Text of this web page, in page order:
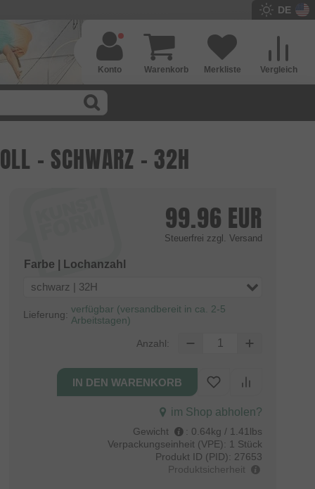
DE
Vergleich
Merkliste
Warenkorb
Konto
- SCHWARZ - 32H
99.96 EUR
Steuerfrei zzgl. Versand
Farbe | Lochanzahl
schwarz | 32H
Lieferung: verfügbar (versandbereit in ca. 2-5
Arbeitstagen)
Anzahl:
im Shop abholen?
Gewicht : 0.64kg / 1.41lbs
Verpackungseinheit (VPE): 1 Stück
Produkt ID (PID): 27653
Produktsicherheit